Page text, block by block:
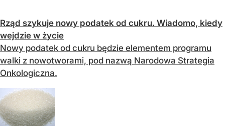
Rząd szykuje nowy podatek od cukru. Wiadomo, kiedy
wejdzie w życie
Nowy podatek od cukru będzie elementem programu
walki z nowotworami, pod nazwą Narodowa Strategia
Onkologiczna.